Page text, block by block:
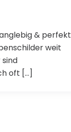
& perfekt
weit
oft […]